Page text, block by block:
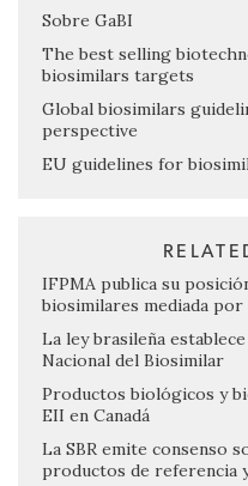
Sobre GaBI
The best selling
biosimilars targets
Global biosimilars
perspective
EU guidelines for
IFPMA publica su
biosimilares mediada por
La ley brasileña
Nacional del Biosimilar
Productos biológicos y
EII en Canadá
La SBR emite consenso
productos de referencia